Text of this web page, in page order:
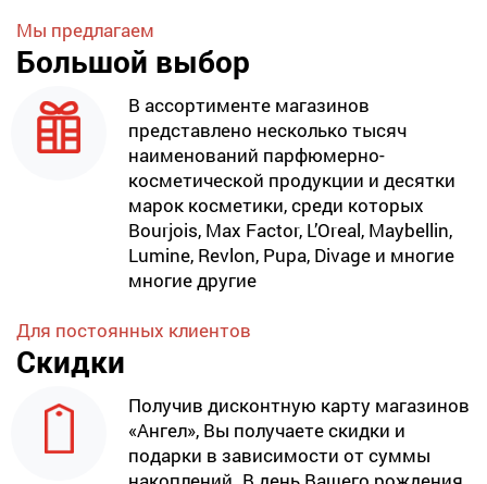
Мы предлагаем
Большой выбор
В ассортименте магазинов
представлено несколько тысяч
наименований парфюмерно-
косметической продукции и десятки
марок косметики, среди которых
Bourjois, Max Factor, L’Oreal, Maybellin,
Lumine, Revlon, Pupa, Divage и многие
многие другие
Для постоянных клиентов
Скидки
Получив дисконтную карту магазинов
«Ангел», Вы получаете скидки и
подарки в зависимости от суммы